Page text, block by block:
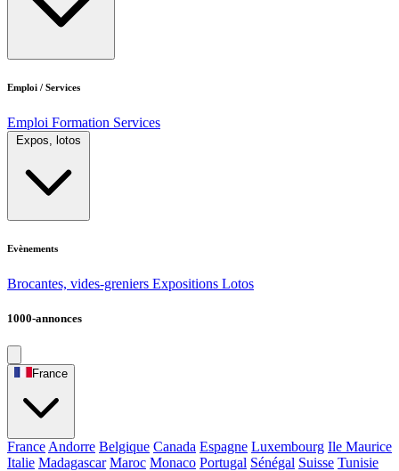
Emploi / Services
Emploi Formation Services
Expos, lotos
Evènements
Brocantes, vides-greniers Expositions Lotos
1000-annonces
France
France Andorre Belgique Canada Espagne Luxembourg Ile Maurice
Italie Madagascar Maroc Monaco Portugal Sénégal Suisse Tunisie